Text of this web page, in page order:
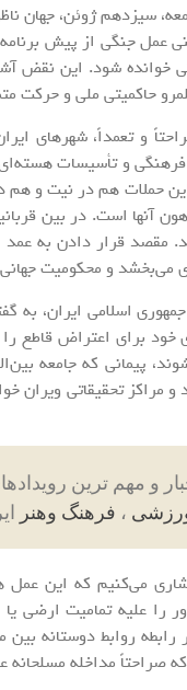
سیزدهم ژوئن، جهان
عمل جنگی از پیش
خوانده شود. این نقض
حاکمیتی ملی و حرکت
و تعمداً، شهرهای
و تأسیسات هسته‌ای
حملات هم در نیت و هم
آنها است. در بین
مقصد قرار دادن به
می‌بخشد و محکومیت
اسلامی ایران، به
خود برای اعتراض قاطع
پیمانی که جامعه
و مراکز تحقیقاتی
۲۴ ساعته در بخش های حوادث ، اجتماعی ،
، فرهنگ وهنر
را علیه تمامیت ارضی
صراحتاً مداخله مسلحانه